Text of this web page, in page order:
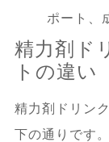
7.1. 効
実践ポ
7.2.
とめ
ポート、
精力剤ド
トの違い
精力剤ドリン
下の通りです。